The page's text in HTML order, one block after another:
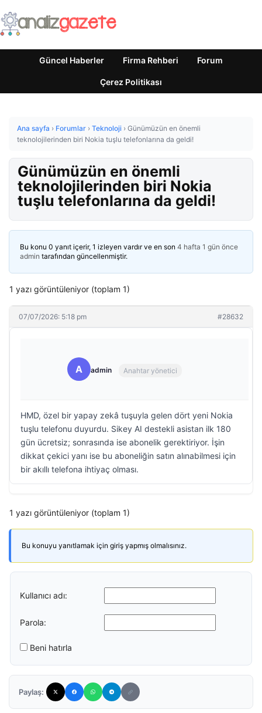
Güncel Haberler Firma Rehberi Forum
Çerez Politikası
Ana sayfa › Forumlar › Teknoloji › Günümüzün en önemli
teknolojilerinden biri Nokia tuşlu telefonlarına da geldi!
Günümüzün en önemli
teknolojilerinden biri Nokia
tuşlu telefonlarına da geldi!
Bu konu 0 yanıt içerir, 1 izleyen vardır ve en son 4 hafta 1 gün önce
admin tarafından güncellenmiştir.
1 yazı görüntüleniyor (toplam 1)
07/07/2026: 5:18 pm #28632
A admin Anahtar yönetici
HMD, özel bir yapay zekâ tuşuyla gelen dört yeni Nokia
tuşlu telefonu duyurdu. Sikey AI destekli asistan ilk 180
gün ücretsiz; sonrasında ise abonelik gerektiriyor. İşin
dikkat çekici yanı ise bu aboneliğin satın alınabilmesi için
bir akıllı telefona ihtiyaç olması.
1 yazı görüntüleniyor (toplam 1)
Bu konuyu yanıtlamak için giriş yapmış olmalısınız.
Kullanıcı adı:
Parola:
Beni hatırla
Paylaş: